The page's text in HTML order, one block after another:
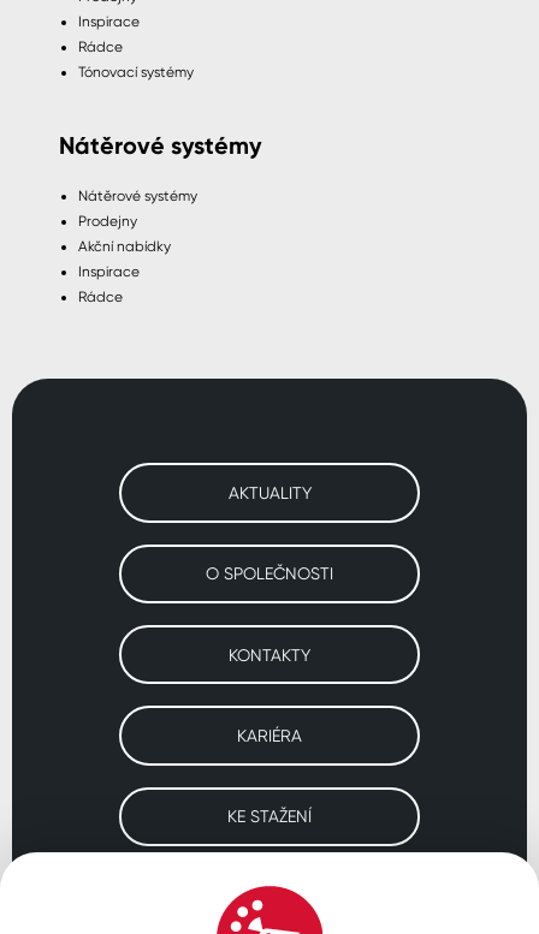
Inspirace
Rádce
Tónovací systémy
Nátěrové systémy
Nátěrové systémy
Prodejny
Akční nabídky
Inspirace
Rádce
AKTUALITY
O SPOLEČNOSTI
KONTAKTY
KARIÉRA
KE STAŽENÍ
Navštivte naše pobočky